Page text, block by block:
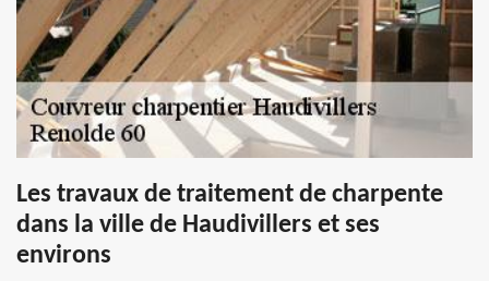
Les travaux de traitement de charpente
dans la ville de Haudivillers et ses
environs